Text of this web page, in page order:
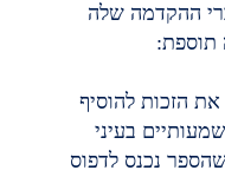
ההקדמה שלה
תוספת:
הזכות להוסיף
בעיני
נכנס לדפוס